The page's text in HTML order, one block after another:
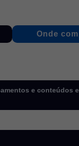
Onde
e conteúdos